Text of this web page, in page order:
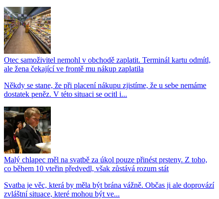
Otec samoživitel nemohl v obchodě zaplatit. Terminál kartu odmítl,
ale žena čekající ve frontě mu nákup zaplatila
Někdy se stane, že při placení nákupu zjistíme, že u sebe nemáme
dostatek peněz. V této situaci se ocitl i...
Malý chlapec měl na svatbě za úkol pouze přinést prsteny. Z toho,
co během 10 vteřin předvedl, však zůstává rozum stát
Svatba je věc, která by měla být brána vážně. Občas ji ale doprovází
zvláštní situace, které mohou být ve...